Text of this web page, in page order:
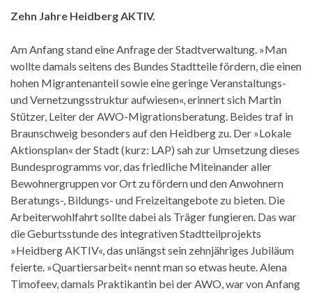
Zehn Jahre Heidberg AKTIV.
Am Anfang stand eine Anfrage der Stadtverwaltung. »Man
wollte damals seitens des Bundes Stadtteile fördern, die einen
hohen Migrantenanteil sowie eine geringe Veranstaltungs-
und Vernetzungsstruktur aufwiesen«, erinnert sich Martin
Stützer, Leiter der AWO-Migrationsberatung. Beides traf in
Braunschweig besonders auf den Heidberg zu. Der »Lokale
Aktionsplan« der Stadt (kurz: LAP) sah zur Umsetzung dieses
Bundesprogramms vor, das friedliche Miteinander aller
Bewohnergruppen vor Ort zu fördern und den Anwohnern
Beratungs-, Bildungs- und Freizeitangebote zu bieten. Die
Arbeiterwohlfahrt sollte dabei als Träger fungieren. Das war
die Geburtsstunde des integrativen Stadtteilprojekts
»Heidberg AKTIV«, das unlängst sein zehnjähriges Jubiläum
feierte. »Quartiersarbeit« nennt man so etwas heute. Alena
Timofeev, damals Praktikantin bei der AWO, war von Anfang